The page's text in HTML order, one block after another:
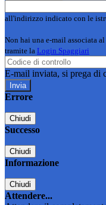
all'indirizzo indicato con le
Non hai una e-mail associata
tramite la Login Spaggiari
E-mail inviata, si prega di
Errore
Chiudi
Successo
Chiudi
Informazione
Chiudi
Attendere...